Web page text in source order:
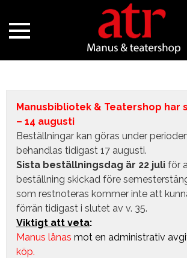
Manusbibliotek & Teatershop har
– 14 augusti
Beställningar kan göras under
behandlas tidigast 17 augusti.
Sista beställningsdag är 22 juli för
beställning skickad före
som restnoteras kommer inte att
förrän tidigast i slutet av v. 35.
Viktigt att veta:
Manus lånas mot en administrativ
köp.